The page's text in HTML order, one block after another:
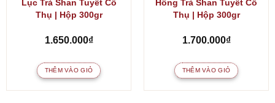
Lục Trà Shan Tuyết Cổ
Thụ | Hộp 300gr
1.650.000₫
THÊM VÀO GIỎ
Hồng Trà Shan Tuyết Cổ
Thụ | Hộp 300gr
1.700.000₫
THÊM VÀO GIỎ